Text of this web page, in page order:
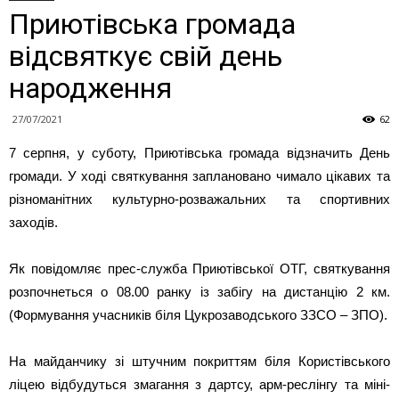
Приютівська громада
відсвяткує свій день
народження
27/07/2021 62
7 серпня, у суботу, Приютівська громада відзначить День
громади. У ході святкування заплановано чимало цікавих та
різноманітних культурно-розважальних та спортивних
заходів.
Як повідомляє прес-служба Приютівської ОТГ, святкування
розпочнеться о 08.00 ранку із забігу на дистанцію 2 км.
(Формування учасників біля Цукрозаводського ЗЗСО – ЗПО).
На майданчику зі штучним покриттям біля Користівського
ліцею відбудуться змагання з дартсу, арм-реслінгу та міні-